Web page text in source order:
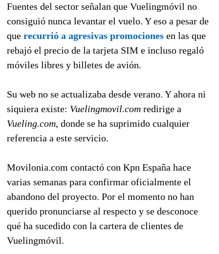
Fuentes del sector señalan que Vuelingmóvil no
consiguió nunca levantar el vuelo. Y eso a pesar de
que recurrió a agresivas promociones en las que
rebajó el precio de la tarjeta SIM e incluso regaló
móviles libres y billetes de avión.
Su web no se actualizaba desde verano. Y ahora ni
siquiera existe: Vuelingmovil.com redirige a
Vueling.com, donde se ha suprimido cualquier
referencia a este servicio.
Movilonia.com contactó con Kpn España hace
varias semanas para confirmar oficialmente el
abandono del proyecto. Por el momento no han
querido pronunciarse al respecto y se desconoce
qué ha sucedido con la cartera de clientes de
Vuelingmóvil.